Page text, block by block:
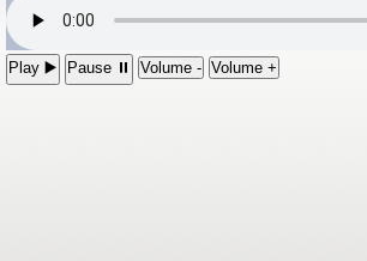
Play ▶️ Pause ⏸ Volume - Volume +